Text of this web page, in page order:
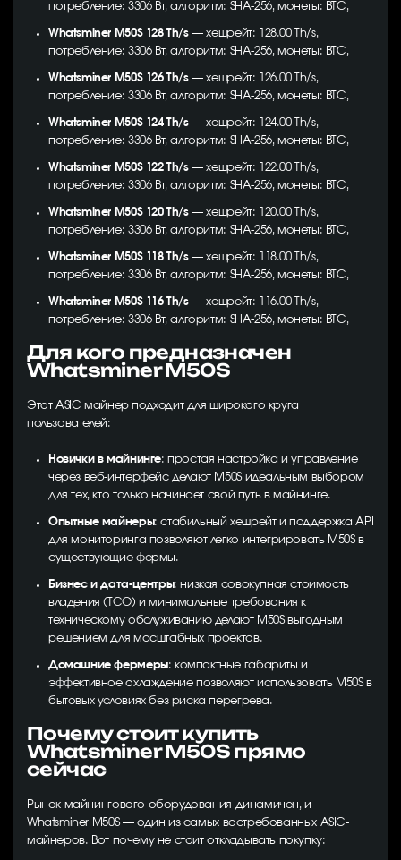
потребление: 3306 Вт, алгоритм: SHA-256, монеты: BTC,
Whatsminer M50S 128 Th/s— хешрейт: 128.00 Th/s,
потребление: 3306 Вт, алгоритм: SHA-256, монеты: BTC,
Whatsminer M50S 126 Th/s— хешрейт: 126.00 Th/s,
потребление: 3306 Вт, алгоритм: SHA-256, монеты: BTC,
Whatsminer M50S 124 Th/s— хешрейт: 124.00 Th/s,
потребление: 3306 Вт, алгоритм: SHA-256, монеты: BTC,
Whatsminer M50S 122 Th/s— хешрейт: 122.00 Th/s,
потребление: 3306 Вт, алгоритм: SHA-256, монеты: BTC,
Whatsminer M50S 120 Th/s— хешрейт: 120.00 Th/s,
потребление: 3306 Вт, алгоритм: SHA-256, монеты: BTC,
Whatsminer M50S 118 Th/s— хешрейт: 118.00 Th/s,
потребление: 3306 Вт, алгоритм: SHA-256, монеты: BTC,
Whatsminer M50S 116 Th/s— хешрейт: 116.00 Th/s,
потребление: 3306 Вт, алгоритм: SHA-256, монеты: BTC,
Для кого предназначен
Whatsminer M50S
Этот ASIC майнер подходит для широкого круга
пользователей:
Новички в майнинге: простая настройка и управление
через веб-интерфейс делают M50S идеальным выбором
для тех, кто только начинает свой путь в майнинге.
Опытные майнеры: стабильный хешрейт и поддержка API
для мониторинга позволяют легко интегрировать M50S в
существующие фермы.
Бизнес и дата-центры: низкая совокупная стоимость
владения (TCO) и минимальные требования к
техническому обслуживанию делают M50S выгодным
решением для масштабных проектов.
Домашние фермеры: компактные габариты и
эффективное охлаждение позволяют использовать M50S в
бытовых условиях без риска перегрева.
Почему стоит купить
Whatsminer M50S прямо
сейчас
Рынок майнингового оборудования динамичен, и
Whatsminer M50S — один из самых востребованных ASIC-
майнеров. Вот почему не стоит откладывать покупку: